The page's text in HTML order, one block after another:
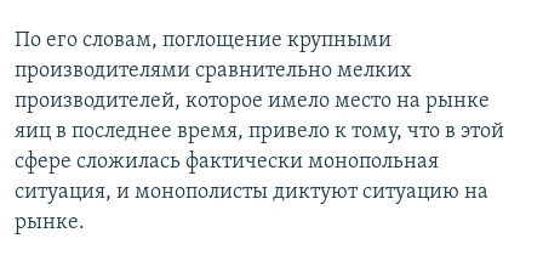
По его словам, поглощение крупными
производителями сравнительно мелких
производителей, которое имело место на рынке
яиц в последнее время, привело к тому, что в этой
сфере сложилась фактически монопольная
ситуация, и монополисты диктуют ситуацию на
рынке.